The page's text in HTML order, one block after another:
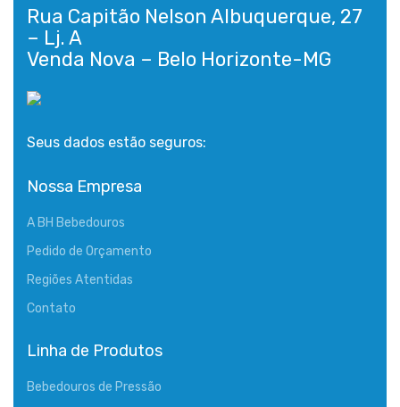
Rua Capitão Nelson Albuquerque, 27
– Lj. A
Seus dados estão seguros:
Nossa Empresa
A BH Bebedouros
Pedido de Orçamento
Regiões Atentidas
Contato
Linha de Produtos
Bebedouros de Pressão